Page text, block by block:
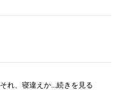
れ、寝違えか...続きを見る